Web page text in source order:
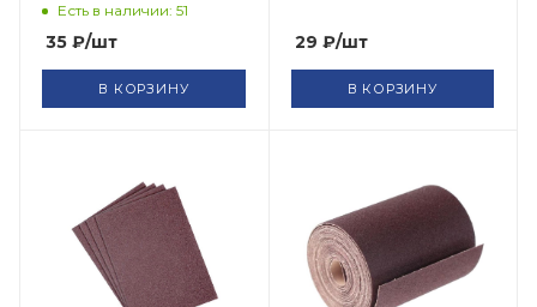
Есть в наличии: 51
35 ₽/шт
В КОРЗИНУ
29 ₽/шт
В КОРЗИНУ